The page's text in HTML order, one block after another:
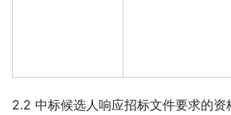
2.2 中标候选人响应招标文件要求的